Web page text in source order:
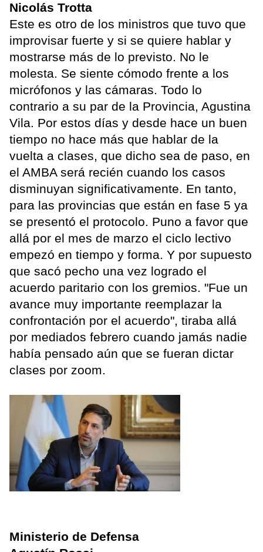
Nicolás Trotta
Este es otro de los ministros que tuvo que
improvisar fuerte y si se quiere hablar y
mostrarse más de lo previsto. No le
molesta. Se siente cómodo frente a los
micrófonos y las cámaras. Todo lo
contrario a su par de la Provincia, Agustina
Vila. Por estos días y desde hace un buen
tiempo no hace más que hablar de la
vuelta a clases, que dicho sea de paso, en
el AMBA será recién cuando los casos
disminuyan significativamente. En tanto,
para las provincias que están en fase 5 ya
se presentó el protocolo. Puno a favor que
allá por el mes de marzo el ciclo lectivo
empezó en tiempo y forma. Y por supuesto
que sacó pecho una vez logrado el
acuerdo paritario con los gremios. "Fue un
avance muy importante reemplazar la
confrontación por el acuerdo", tiraba allá
por mediados febrero cuando jamás nadie
había pensado aún que se fueran dictar
clases por zoom.
Ministerio de Defensa